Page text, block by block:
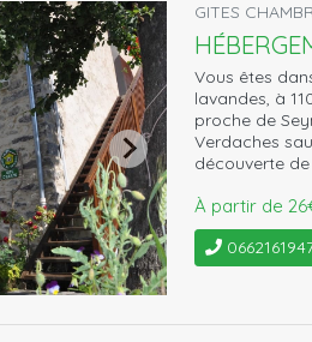
GITES
Vous êtes
lavandes, à
proche de
Verdaches
découverte
À partir de